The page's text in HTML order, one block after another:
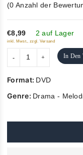
out
of
5
(0 Anzahl der
€8,99 2 auf Lager
inkl. Mwst., zzgl. Versand
In Den
Format: DVD
Genre: Drama -